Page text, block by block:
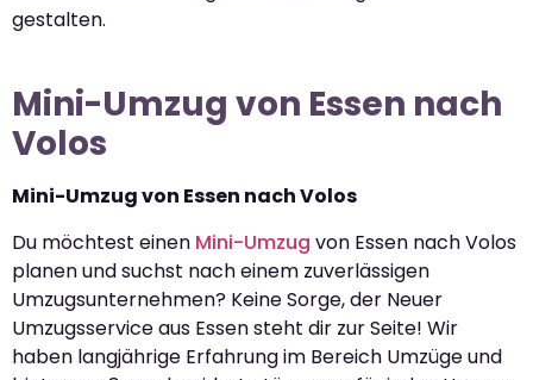
gestalten.
Mini-Umzug von Essen nach
Volos
Mini-Umzug von Essen nach Volos
Du möchtest einen Mini-Umzug von Essen nach Volos
planen und suchst nach einem zuverlässigen
Umzugsunternehmen? Keine Sorge, der Neuer
Umzugsservice aus Essen steht dir zur Seite! Wir
haben langjährige Erfahrung im Bereich Umzüge und